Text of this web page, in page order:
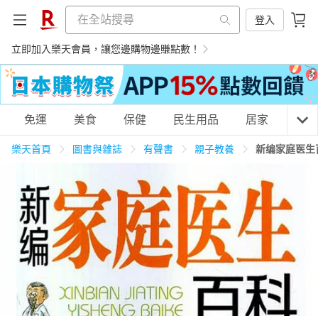
登入
立即加入樂天會員，讓您邊購物邊賺點數！
購物網分類
天天免運 美食蛋糕 養生保健 民生用品
居家生活 3C家電 運動休閒 親子玩具
女裝 男裝 化妝保養 情趣用品
免運 美食 保健 民生用品 居家 3C
樂天首頁 圖書與雜誌 有聲書 親子教養 新编家庭医